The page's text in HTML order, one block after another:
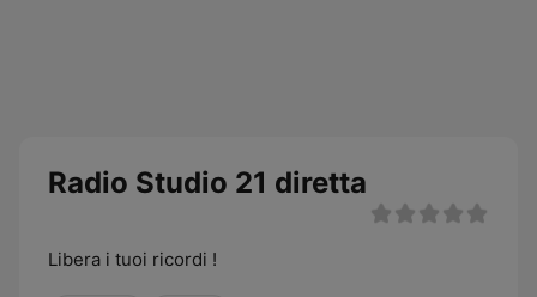
Radio Studio 21 diretta
Libera i tuoi ricordi !